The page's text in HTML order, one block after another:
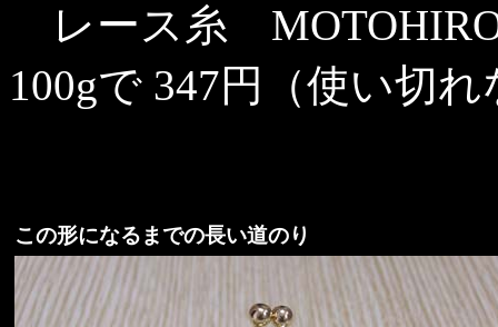
レース糸
100gで 347円（使い切
この形になるまでの長い道のり